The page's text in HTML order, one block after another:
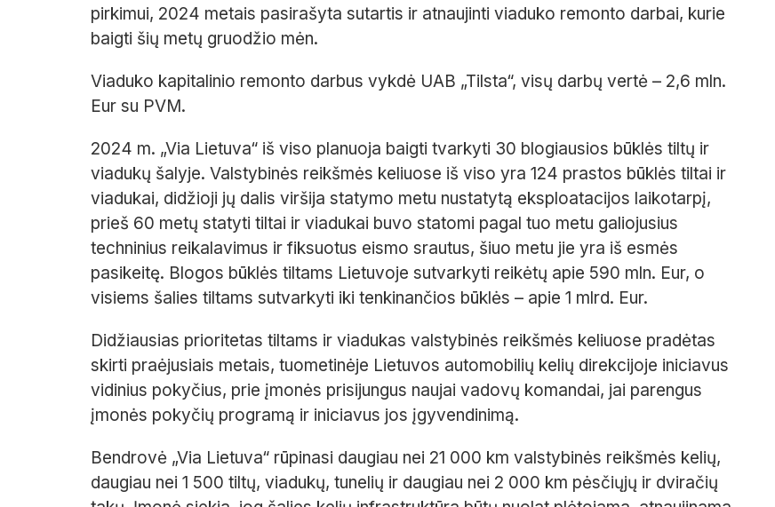
pirkimui, 2024 metais pasirašyta sutartis ir atnaujinti viaduko remonto darbai, kurie
baigti šių metų gruodžio mėn.
Viaduko kapitalinio remonto darbus vykdė UAB „Tilsta“, visų darbų vertė – 2,6 mln.
Eur su PVM.
2024 m. „Via Lietuva“ iš viso planuoja baigti tvarkyti 30 blogiausios būklės tiltų ir
viadukų šalyje. Valstybinės reikšmės keliuose iš viso yra 124 prastos būklės tiltai ir
viadukai, didžioji jų dalis viršija statymo metu nustatytą eksploatacijos laikotarpį,
prieš 60 metų statyti tiltai ir viadukai buvo statomi pagal tuo metu galiojusius
techninius reikalavimus ir fiksuotus eismo srautus, šiuo metu jie yra iš esmės
pasikeitę. Blogos būklės tiltams Lietuvoje sutvarkyti reikėtų apie 590 mln. Eur, o
visiems šalies tiltams sutvarkyti iki tenkinančios būklės – apie 1 mlrd. Eur.
Didžiausias prioritetas tiltams ir viadukas valstybinės reikšmės keliuose pradėtas
skirti praėjusiais metais, tuometinėje Lietuvos automobilių kelių direkcijoje iniciavus
vidinius pokyčius, prie įmonės prisijungus naujai vadovų komandai, jai parengus
įmonės pokyčių programą ir iniciavus jos įgyvendinimą.
Bendrovė „Via Lietuva“ rūpinasi daugiau nei 21 000 km valstybinės reikšmės kelių,
daugiau nei 1 500 tiltų, viadukų, tunelių ir daugiau nei 2 000 km pėsčiųjų ir dviračių